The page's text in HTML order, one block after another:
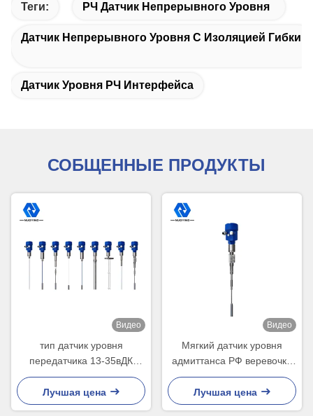
Теги: РЧ Датчик Непрерывного Уровня
Датчик Непрерывного Уровня С Изоляцией Гибкий
Датчик Уровня РЧ Интерфейса
СОБЩЕННЫЕ ПРОДУКТЫ
Видео
тип датчик уровня
передатчика 13-35вДК
уровня допуска РФ 120м
РФ
Лучшая цена
Видео
Мягкий датчик уровня
адмиттанса РФ веревочки
30м для ультра высокого
твердого тела изоляции
Лучшая цена